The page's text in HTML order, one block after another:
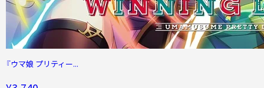
『ウマ娘 プリティー...